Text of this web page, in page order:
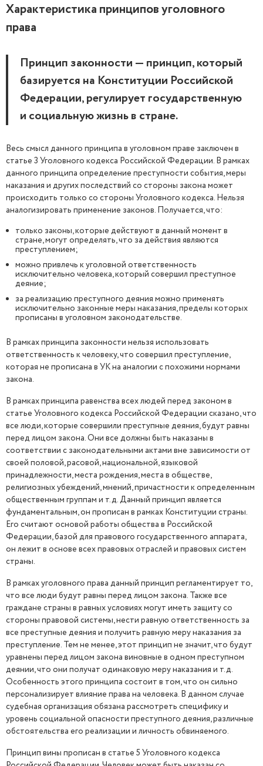
Характеристика принципов уголовного
права
Принцип законности — принцип, который
базируется на Конституции Российской
Федерации, регулирует государственную
и социальную жизнь в стране.
Весь смысл данного принципа в уголовном праве заключен в
статье 3 Уголовного кодекса Российской Федерации. В рамках
данного принципа определение преступности события, меры
наказания и других последствий со стороны закона может
происходить только со стороны Уголовного кодекса. Нельзя
аналогизировать применение законов. Получается, что:
только законы, которые действуют в данный момент в
стране, могут определять, что за действия являются
преступлением;
можно привлечь к уголовной ответственность
исключительно человека, который совершил преступное
деяние;
за реализацию преступного деяния можно применять
исключительно законные меры наказания, пределы которых
прописаны в уголовном законодательстве.
В рамках принципа законности нельзя использовать
ответственность к человеку, что совершил преступление,
которая не прописана в УК на аналогии с похожими нормами
закона.
В рамках принципа равенства всех людей перед законом в
статье Уголовного кодекса Российской Федерации сказано, что
все люди, которые совершили преступные деяния, будут равны
перед лицом закона. Они все должны быть наказаны в
соответствии с законодательными актами вне зависимости от
своей половой, расовой, национальной, языковой
принадлежности, места рождения, места в обществе,
религиозных убеждений, мнений, причастности к определенным
общественным группам и т.д. Данный принцип является
фундаментальным, он прописан в рамках Конституции страны.
Его считают основой работы общества в Российской
Федерации, базой для правового государственного аппарата,
он лежит в основе всех правовых отраслей и правовых систем
страны.
В рамках уголовного права данный принцип регламентирует то,
что все люди будут равны перед лицом закона. Также все
граждане страны в равных условиях могут иметь защиту со
стороны правовой системы, нести равную ответственность за
все преступные деяния и получить равную меру наказания за
преступление. Тем не менее, этот принцип не значит, что будут
уравнены перед лицом закона виновные в одном преступном
деянии, что они получат одинаковую меру наказания и т.д.
Особенность этого принципа состоит в том, что он сильно
персонализирует влияние права на человека. В данном случае
судебная организация обязана рассмотреть специфику и
уровень социальной опасности преступного деяния, различные
обстоятельства его реализации и личность обвиняемого.
Принцип вины прописан в статье 5 Уголовного кодекса